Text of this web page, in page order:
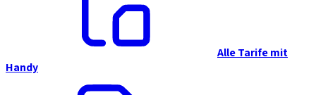
Alle Tarife mit
Handy